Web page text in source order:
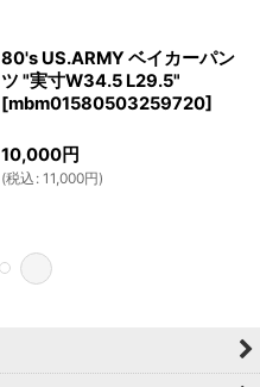
80's US.ARMY ベイカーパン
ツ "実寸W34.5 L29.5"
[mbm01580503259720]
10,000円
(税込 : 11,000円)